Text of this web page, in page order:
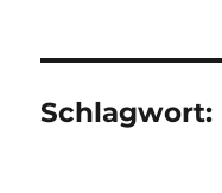
Schlagwort: